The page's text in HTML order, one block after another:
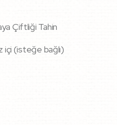
Çiftliği Tahin
içi (isteğe bağlı)